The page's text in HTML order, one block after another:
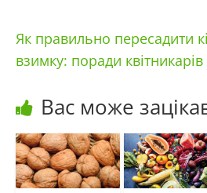
Як правильно пересадити
взимку: поради квітникарів
Вас може